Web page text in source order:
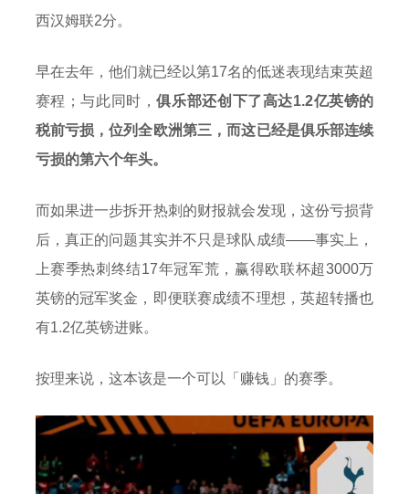
西汉姆联2分。
早在去年，他们就已经以第17名的低迷表现结束英超
赛程；与此同时，俱乐部还创下了高达1.2亿英镑的
税前亏损，位列全欧洲第三，而这已经是俱乐部连续
亏损的第六个年头。
而如果进一步拆开热刺的财报就会发现，这份亏损背
后，真正的问题其实并不只是球队成绩——事实上，
上赛季热刺终结17年冠军荒，赢得欧联杯超3000万
英镑的冠军奖金，即便联赛成绩不理想，英超转播也
有1.2亿英镑进账。
按理来说，这本该是一个可以「赚钱」的赛季。